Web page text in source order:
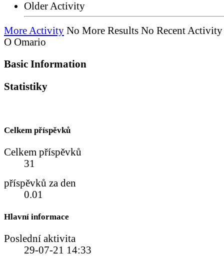
Older Activity
More Activity No More Results No Recent Activity
O Omario
Basic Information
Statistiky
Celkem příspěvků
Celkem příspěvků
31
příspěvků za den
0.01
Hlavní informace
Poslední aktivita
29-07-21 14:33